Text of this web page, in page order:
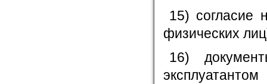
15) согласие
физических
16)